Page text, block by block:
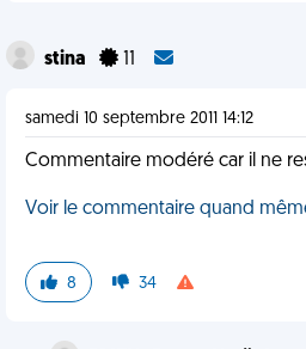
stina
samedi 10 septembre 2011 14:12
Commentaire modéré car il ne
Voir le commentaire quand
8 34